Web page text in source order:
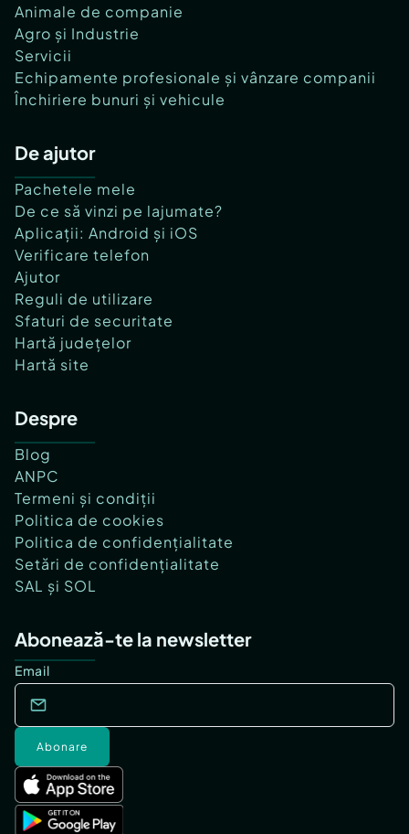
Animale de companie
Agro și Industrie
Servicii
Echipamente profesionale și vânzare companii
Închiriere bunuri și vehicule
De ajutor
Pachetele mele
De ce să vinzi pe lajumate?
Aplicații: Android și iOS
Verificare telefon
Ajutor
Reguli de utilizare
Sfaturi de securitate
Hartă județelor
Hartă site
Despre
Blog
ANPC
Termeni și condiții
Politica de cookies
Politica de confidențialitate
Setări de confidențialitate
SAL și SOL
Abonează-te la newsletter
Email
Abonare